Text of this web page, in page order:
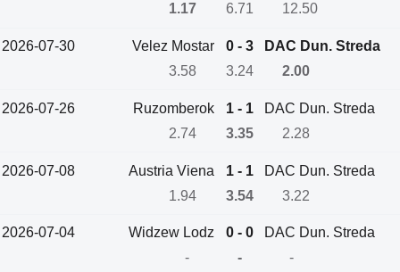
1.17
6.71 12.50
2026-07-30 Velez Mostar 0 - 3
DAC Dun. Streda
3.58
3.24 2.00
2026-07-26 Ruzomberok 1 - 1
DAC Dun. Streda
2.74
3.35 2.28
2026-07-08 Austria Viena 1 - 1
DAC Dun. Streda
1.94
3.54 3.22
2026-07-04 Widzew Lodz 0 - 0
DAC Dun. Streda
-
- -